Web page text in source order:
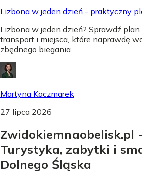
Lizbona w jeden dzień - praktyczny
Lizbona w jeden dzień? Sprawdź
transport i miejsca, które naprawdę
zbędnego biegania.
Martyna Kaczmarek
27 lipca 2026
Zwidokiemnaobelisk.pl -
Turystyka, zabytki i
Dolnego Śląska